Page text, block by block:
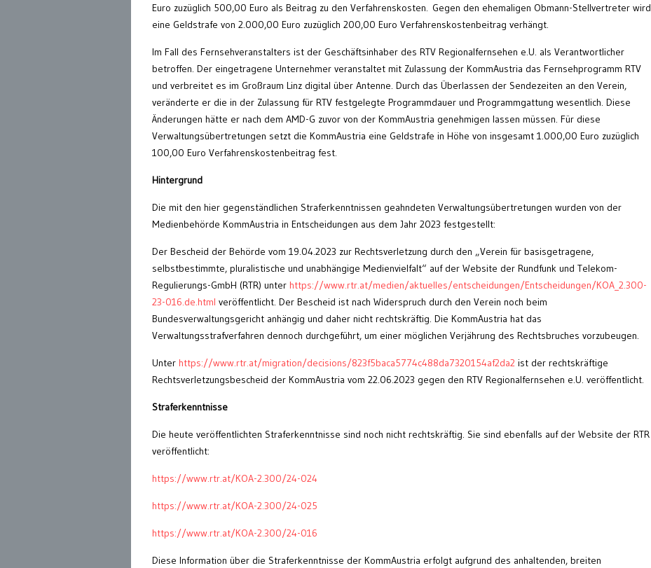
Euro zuzüglich 500,00 Euro als Beitrag zu den Verfahrenskosten. Gegen den ehemaligen Obmann-Stellvertreter wird
eine Geldstrafe von 2.000,00 Euro zuzüglich 200,00 Euro Verfahrenskostenbeitrag verhängt.
Im Fall des Fernsehveranstalters ist der Geschäftsinhaber des RTV Regionalfernsehen e.U. als Verantwortlicher
betroffen. Der eingetragene Unternehmer veranstaltet mit Zulassung der KommAustria das Fernsehprogramm RTV
und verbreitet es im Großraum Linz digital über Antenne. Durch das Überlassen der Sendezeiten an den Verein,
veränderte er die in der Zulassung für RTV festgelegte Programmdauer und Programmgattung wesentlich. Diese
Änderungen hätte er nach dem AMD-G zuvor von der KommAustria genehmigen lassen müssen. Für diese
Verwaltungsübertretungen setzt die KommAustria eine Geldstrafe in Höhe von insgesamt 1.000,00 Euro zuzüglich
100,00 Euro Verfahrenskostenbeitrag fest.
Hintergrund
Die mit den hier gegenständlichen Straferkenntnissen geahndeten Verwaltungsübertretungen wurden von der
Medienbehörde KommAustria in Entscheidungen aus dem Jahr 2023 festgestellt:
Der Bescheid der Behörde vom 19.04.2023 zur Rechtsverletzung durch den „Verein für basisgetragene,
selbstbestimmte, pluralistische und unabhängige Medienvielfalt“ auf der Website der Rundfunk und Telekom-
Regulierungs-GmbH (RTR) unter https://www.rtr.at/medien/aktuelles/entscheidungen/Entscheidungen/KOA_2.300-
23-016.de.html veröffentlicht. Der Bescheid ist nach Widerspruch durch den Verein noch beim
Bundesverwaltungsgericht anhängig und daher nicht rechtskräftig. Die KommAustria hat das
Verwaltungsstrafverfahren dennoch durchgeführt, um einer möglichen Verjährung des Rechtsbruches vorzubeugen.
Unter https://www.rtr.at/migration/decisions/823f5baca5774c488da7320154af2da2 ist der rechtskräftige
Rechtsverletzungsbescheid der KommAustria vom 22.06.2023 gegen den RTV Regionalfernsehen e.U. veröffentlicht.
Straferkenntnisse
Die heute veröffentlichten Straferkenntnisse sind noch nicht rechtskräftig. Sie sind ebenfalls auf der Website der RTR
veröffentlicht:
https://www.rtr.at/KOA-2.300/24-024
https://www.rtr.at/KOA-2.300/24-025
https://www.rtr.at/KOA-2.300/24-016
Diese Information über die Straferkenntnisse der KommAustria erfolgt aufgrund des anhaltenden, breiten